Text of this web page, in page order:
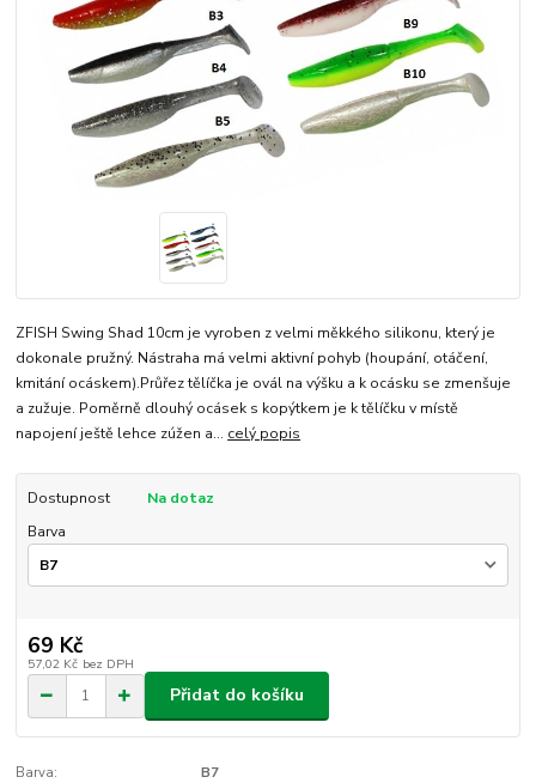
ZFISH Swing Shad 10cm je vyroben z velmi měkkého silikonu, který je
dokonale pružný. Nástraha má velmi aktivní pohyb (houpání, otáčení,
kmitání ocáskem).Průřez tělíčka je ovál na výšku a k ocásku se zmenšuje
a zužuje. Poměrně dlouhý ocásek s kopýtkem je k tělíčku v místě
napojení ještě lehce zúžen a... celý popis
Dostupnost
Na dotaz
Barva
69 Kč
57,02 Kč bez DPH
Přidat do košíku
Barva: B7